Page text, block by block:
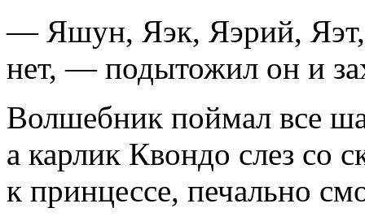
— Яшун, Яэк, Яэрий, Яэт,
нет, — подытожил он и
Волшебник поймал все
а карлик Квондо слез со
к принцессе, печально